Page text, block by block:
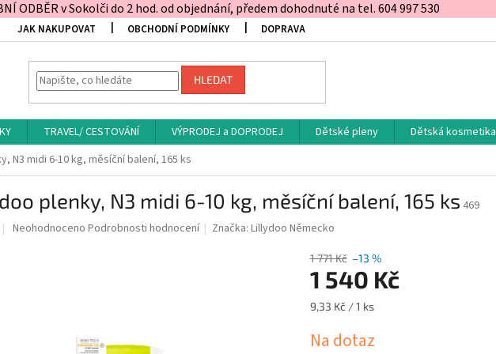
ODBĚR v Sokolči do 2 hod. od objednání, předem dohodnuté na tel. 604 997 530
JAK NAKUPOVAT OBCHODNÍ PODMÍNKY DOPRAVA
HLEDAT
TRAVEL/ CESTOVÁNÍ VÝPRODEJ a DOPRODEJ Dětské pleny Dětská kosmetika
N3 midi 6-10 kg, měsíční balení, 165 ks
plenky, N3 midi 6-10 kg, měsíční balení, 165 ks 469
Průměrné
Neohodnoceno Podrobnosti hodnocení Značka:Lillydoo Německo
1 771 Kč –13 %
1 540 Kč
Měrná
9,33 Kč / 1 ks
Na dotaz